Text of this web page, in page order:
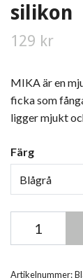
silikon
129 kr
MIKA är en
ficka som
ligger mjukt
Färg
Blågrå
Artikelnummer: